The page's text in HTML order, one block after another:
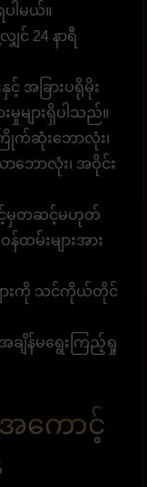
ါမယ်။
င် 24 နာရီ
င့် အခြားပရိုမိုး
မှုများရှိပါသည်။
က်ဆုံးဘောလုံး၊
ောလုံး၊ အဝိုင်း
င့်မှတဆင့်မဟုတ်
ထမ်းများအား
များကို သင်ကိုယ်တိုင်
အချိန်မရွေးကြည့်ရှု
အကောင့်